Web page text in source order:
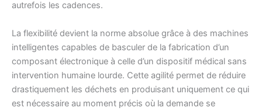
autrefois les cadences.
La flexibilité devient la norme absolue grâce à des machines
intelligentes capables de basculer de la fabrication d’un
composant électronique à celle d’un dispositif médical sans
intervention humaine lourde. Cette agilité permet de réduire
drastiquement les déchets en produisant uniquement ce qui
est nécessaire au moment précis où la demande se